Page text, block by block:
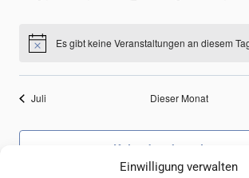
Einwilligung verwalten
HinweisEs gibt keine Veranstaltungen an diesem
Juli Dieser Monat
Kalender abonnieren